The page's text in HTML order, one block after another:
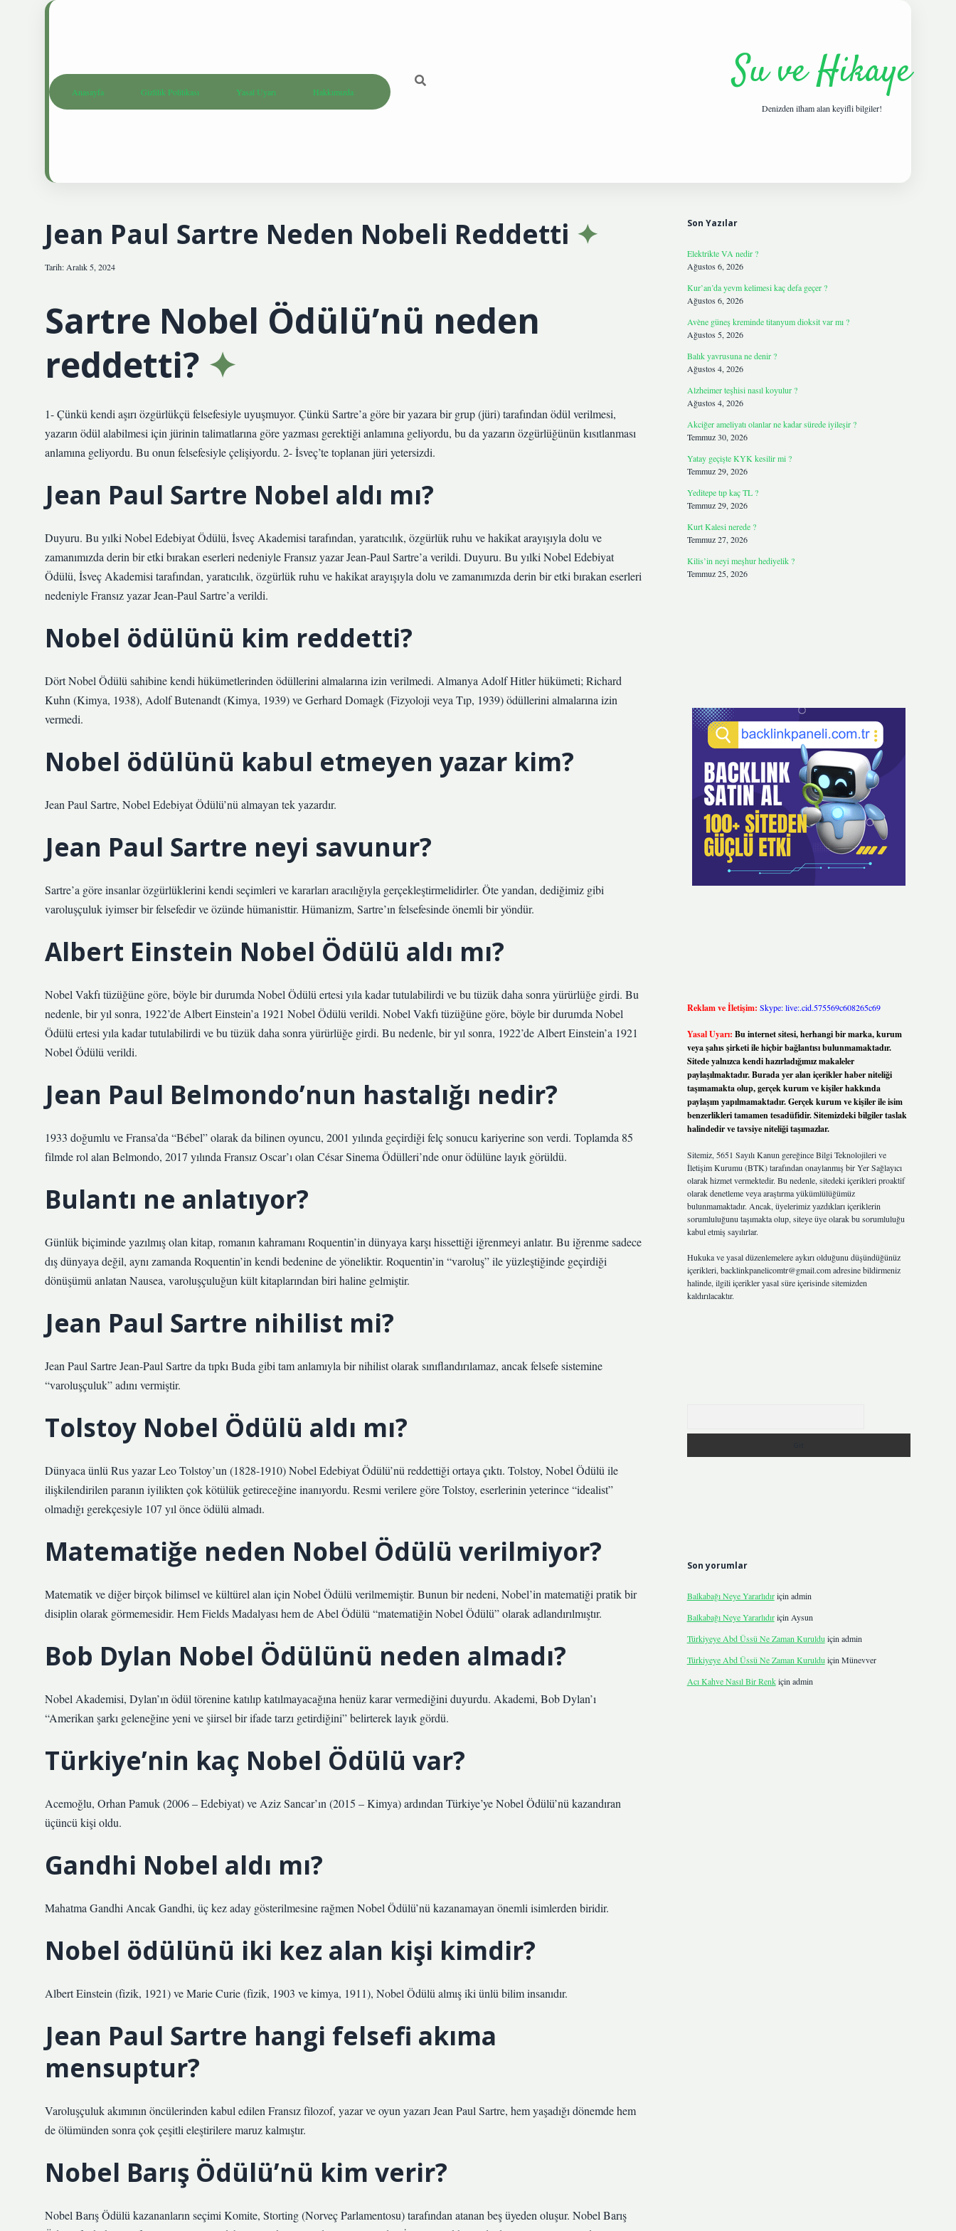
Anasayfa Gizlilik Politikası Yasal Uyarı Hakkımızda Su ve Hikaye
Denizden ilham alan keyifli bilgiler!
Jean Paul Sartre Neden Nobeli Reddetti
Tarih: Aralık 5, 2024
Sartre Nobel Ödülü’nü neden
reddetti?
1- Çünkü kendi aşırı özgürlükçü felsefesiyle uyuşmuyor. Çünkü Sartre’a göre bir yazara bir grup (jüri) tarafından ödül verilmesi,
yazarın ödül alabilmesi için jürinin talimatlarına göre yazması gerektiği anlamına geliyordu, bu da yazarın özgürlüğünün kısıtlanması
anlamına geliyordu. Bu onun felsefesiyle çelişiyordu. 2- İsveç’te toplanan jüri yetersizdi.
Jean Paul Sartre Nobel aldı mı?
Duyuru. Bu yılki Nobel Edebiyat Ödülü, İsveç Akademisi tarafından, yaratıcılık, özgürlük ruhu ve hakikat arayışıyla dolu ve
zamanımızda derin bir etki bırakan eserleri nedeniyle Fransız yazar Jean-Paul Sartre’a verildi. Duyuru. Bu yılki Nobel Edebiyat
Ödülü, İsveç Akademisi tarafından, yaratıcılık, özgürlük ruhu ve hakikat arayışıyla dolu ve zamanımızda derin bir etki bırakan eserleri
nedeniyle Fransız yazar Jean-Paul Sartre’a verildi.
Nobel ödülünü kim reddetti?
Dört Nobel Ödülü sahibine kendi hükümetlerinden ödüllerini almalarına izin verilmedi. Almanya Adolf Hitler hükümeti; Richard
Kuhn (Kimya, 1938), Adolf Butenandt (Kimya, 1939) ve Gerhard Domagk (Fizyoloji veya Tıp, 1939) ödüllerini almalarına izin
vermedi.
Nobel ödülünü kabul etmeyen yazar kim?
Jean Paul Sartre, Nobel Edebiyat Ödülü’nü almayan tek yazardır.
Jean Paul Sartre neyi savunur?
Sartre’a göre insanlar özgürlüklerini kendi seçimleri ve kararları aracılığıyla gerçekleştirmelidirler. Öte yandan, dediğimiz gibi
varoluşçuluk iyimser bir felsefedir ve özünde hümanisttir. Hümanizm, Sartre’ın felsefesinde önemli bir yöndür.
Albert Einstein Nobel Ödülü aldı mı?
Nobel Vakfı tüzüğüne göre, böyle bir durumda Nobel Ödülü ertesi yıla kadar tutulabilirdi ve bu tüzük daha sonra yürürlüğe girdi. Bu
nedenle, bir yıl sonra, 1922’de Albert Einstein’a 1921 Nobel Ödülü verildi. Nobel Vakfı tüzüğüne göre, böyle bir durumda Nobel
Ödülü ertesi yıla kadar tutulabilirdi ve bu tüzük daha sonra yürürlüğe girdi. Bu nedenle, bir yıl sonra, 1922’de Albert Einstein’a 1921
Nobel Ödülü verildi.
Jean Paul Belmondo’nun hastalığı nedir?
1933 doğumlu ve Fransa’da “Bébel” olarak da bilinen oyuncu, 2001 yılında geçirdiği felç sonucu kariyerine son verdi. Toplamda 85
filmde rol alan Belmondo, 2017 yılında Fransız Oscar’ı olan César Sinema Ödülleri’nde onur ödülüne layık görüldü.
Bulantı ne anlatıyor?
Günlük biçiminde yazılmış olan kitap, romanın kahramanı Roquentin’in dünyaya karşı hissettiği iğrenmeyi anlatır. Bu iğrenme sadece
dış dünyaya değil, aynı zamanda Roquentin’in kendi bedenine de yöneliktir. Roquentin’in “varoluş” ile yüzleştiğinde geçirdiği
dönüşümü anlatan Nausea, varoluşçuluğun kült kitaplarından biri haline gelmiştir.
Jean Paul Sartre nihilist mi?
Jean Paul Sartre Jean-Paul Sartre da tıpkı Buda gibi tam anlamıyla bir nihilist olarak sınıflandırılamaz, ancak felsefe sistemine
“varoluşçuluk” adını vermiştir.
Tolstoy Nobel Ödülü aldı mı?
Dünyaca ünlü Rus yazar Leo Tolstoy’un (1828-1910) Nobel Edebiyat Ödülü’nü reddettiği ortaya çıktı. Tolstoy, Nobel Ödülü ile
ilişkilendirilen paranın iyilikten çok kötülük getireceğine inanıyordu. Resmi verilere göre Tolstoy, eserlerinin yeterince “idealist”
olmadığı gerekçesiyle 107 yıl önce ödülü almadı.
Matematiğe neden Nobel Ödülü verilmiyor?
Matematik ve diğer birçok bilimsel ve kültürel alan için Nobel Ödülü verilmemiştir. Bunun bir nedeni, Nobel’in matematiği pratik bir
disiplin olarak görmemesidir. Hem Fields Madalyası hem de Abel Ödülü “matematiğin Nobel Ödülü” olarak adlandırılmıştır.
Bob Dylan Nobel Ödülünü neden almadı?
Nobel Akademisi, Dylan’ın ödül törenine katılıp katılmayacağına henüz karar vermediğini duyurdu. Akademi, Bob Dylan’ı
“Amerikan şarkı geleneğine yeni ve şiirsel bir ifade tarzı getirdiğini” belirterek layık gördü.
Türkiye’nin kaç Nobel Ödülü var?
Acemoğlu, Orhan Pamuk (2006 – Edebiyat) ve Aziz Sancar’ın (2015 – Kimya) ardından Türkiye’ye Nobel Ödülü’nü kazandıran
üçüncü kişi oldu.
Gandhi Nobel aldı mı?
Mahatma Gandhi Ancak Gandhi, üç kez aday gösterilmesine rağmen Nobel Ödülü’nü kazanamayan önemli isimlerden biridir.
Nobel ödülünü iki kez alan kişi kimdir?
Albert Einstein (fizik, 1921) ve Marie Curie (fizik, 1903 ve kimya, 1911), Nobel Ödülü almış iki ünlü bilim insanıdır.
Jean Paul Sartre hangi felsefi akıma
mensuptur?
Varoluşçuluk akımının öncülerinden kabul edilen Fransız filozof, yazar ve oyun yazarı Jean Paul Sartre, hem yaşadığı dönemde hem
de ölümünden sonra çok çeşitli eleştirilere maruz kalmıştır.
Nobel Barış Ödülü’nü kim verir?
Nobel Barış Ödülü kazananların seçimi Komite, Storting (Norveç Parlamentosu) tarafından atanan beş üyeden oluşur. Nobel Barış
Son Yazılar
Elektrikte VA nedir ?
Ağustos 6, 2026
Kur’an’da yevm kelimesi kaç defa geçer ?
Ağustos 6, 2026
Avène güneş kreminde titanyum dioksit var mı ?
Ağustos 5, 2026
Balık yavrusuna ne denir ?
Ağustos 4, 2026
Alzheimer teşhisi nasıl koyulur ?
Ağustos 4, 2026
Akciğer ameliyatı olanlar ne kadar sürede iyileşir ?
Temmuz 30, 2026
Yatay geçişte KYK kesilir mi ?
Temmuz 29, 2026
Yeditepe tıp kaç TL ?
Temmuz 29, 2026
Kurt Kalesi nerede ?
Temmuz 27, 2026
Kilis’in neyi meşhur hediyelik ?
Temmuz 25, 2026
Reklam ve İletişim: Skype: live:.cid.575569c608265c69
Yasal Uyarı: Bu internet sitesi, herhangi bir marka, kurum
veya şahıs şirketi ile hiçbir bağlantısı bulunmamaktadır.
Sitede yalnızca kendi hazırladığımız makaleler
paylaşılmaktadır. Burada yer alan içerikler haber niteliği
taşımamakta olup, gerçek kurum ve kişiler hakkında
paylaşım yapılmamaktadır. Gerçek kurum ve kişiler ile isim
benzerlikleri tamamen tesadüfidir. Sitemizdeki bilgiler taslak
halindedir ve tavsiye niteliği taşımazlar.
Sitemiz, 5651 Sayılı Kanun gereğince Bilgi Teknolojileri ve
İletişim Kurumu (BTK) tarafından onaylanmış bir Yer Sağlayıcı
olarak hizmet vermektedir. Bu nedenle, sitedeki içerikleri proaktif
olarak denetleme veya araştırma yükümlülüğümüz
bulunmamaktadır. Ancak, üyelerimiz yazdıkları içeriklerin
sorumluluğunu taşımakta olup, siteye üye olarak bu sorumluluğu
kabul etmiş sayılırlar.
Hukuka ve yasal düzenlemelere aykırı olduğunu düşündüğünüz
içerikleri, backlinkpanelicomtr@gmail.comadresine bildirmeniz
halinde, ilgili içerikler yasal süre içerisinde sitemizden
kaldırılacaktır.
Son yorumlar
Balkabağı Neye Yararlıdıriçin admin
Balkabağı Neye Yararlıdıriçin Aysun
Türkiyeye Abd Üssü Ne Zaman Kuruldu için admin
Türkiyeye Abd Üssü Ne Zaman Kuruldu için Münevver
Acı Kahve Nasıl Bir Renkiçin admin